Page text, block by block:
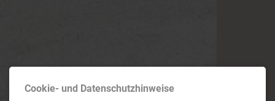
Cookie- und Datenschutzhinweise